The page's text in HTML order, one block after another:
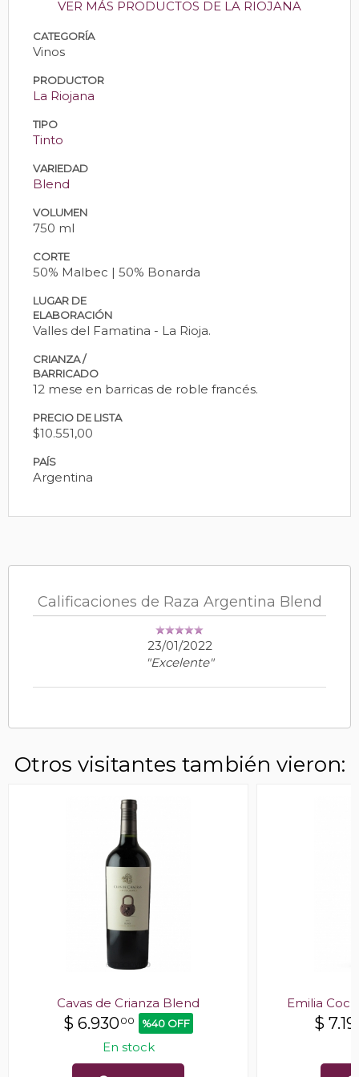
VER MÁS PRODUCTOS DE LA RIOJANA
CATEGORÍA
Vinos
PRODUCTOR
La Riojana
TIPO
Tinto
VARIEDAD
Blend
VOLUMEN
750 ml
CORTE
50% Malbec | 50% Bonarda
LUGAR DE
ELABORACIÓN
Valles del Famatina - La Rioja.
CRIANZA /
BARRICADO
12 mese en barricas de roble francés.
PRECIO DE LISTA
$10.551,00
PAÍS
Argentina
Calificaciones de Raza Argentina Blend
23/01/2022
"Excelente"
Otros visitantes también vieron:
Cavas de Crianza Blend
$ 6.93000 %40 OFF
En stock
Emilia
$